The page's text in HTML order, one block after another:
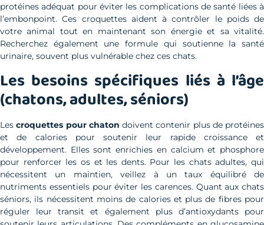
protéines adéquat pour éviter les complications de santé liées à
l’embonpoint. Ces croquettes aident à contrôler le poids de
votre animal tout en maintenant son énergie et sa vitalité.
Recherchez également une formule qui soutienne la santé
urinaire, souvent plus vulnérable chez ces chats.
Les besoins spécifiques liés à l’âge
(chatons, adultes, séniors)
Lescroquettes pour chaton doivent contenir plus de protéines
et de calories pour soutenir leur rapide croissance et
développement. Elles sont enrichies en calcium et phosphore
pour renforcer les os et les dents. Pour les chats adultes, qui
nécessitent un maintien, veillez à un taux équilibré de
nutriments essentiels pour éviter les carences. Quant aux chats
séniors, ils nécessitent moins de calories et plus de fibres pour
réguler leur transit et également plus d’antioxydants pour